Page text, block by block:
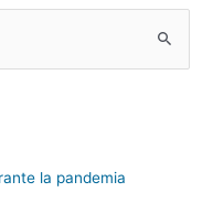
la pandemia